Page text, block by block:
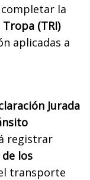
la
(TRI)
aplicadas a
Jurada
registrar
los
transporte